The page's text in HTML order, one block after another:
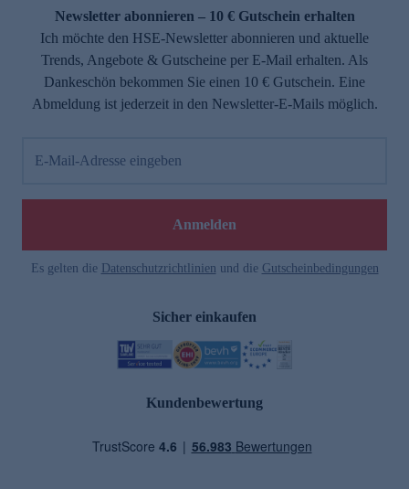
Newsletter abonnieren – 10 € Gutschein erhalten
Ich möchte den HSE-Newsletter abonnieren und aktuelle
Trends, Angebote & Gutscheine per E-Mail erhalten. Als
Dankeschön bekommen Sie einen 10 € Gutschein. Eine
Abmeldung ist jederzeit in den Newsletter-E-Mails möglich.
E-Mail-Adresse eingeben
Anmelden
Es gelten die Datenschutzrichtlinien und die Gutscheinbedingungen
Sicher einkaufen
Kundenbewertung